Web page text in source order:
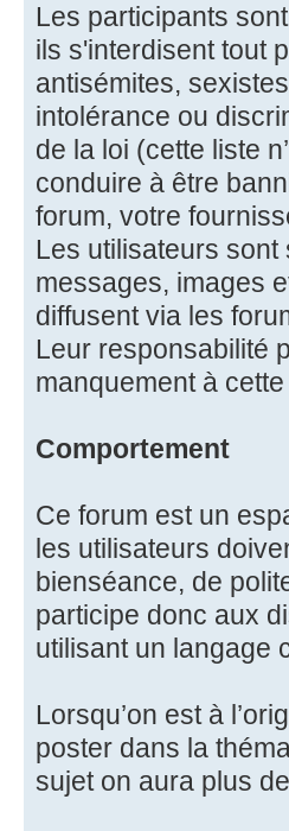
Les participants
ils s'interdisent tout
antisémites,
intolérance ou
de la loi (cette liste
conduire à être
forum, votre
Les utilisateurs
messages, images
diffusent via les
Leur responsabilité
manquement à
Comportement
Ce forum est un
les utilisateurs
bienséance, de
participe donc aux
utilisant un langage
Lorsqu’on est à
poster dans la
sujet on aura plus